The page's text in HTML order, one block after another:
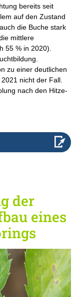
bereits seit
auf den Zustand
die Buche stark
mittlere
55 % in 2020).
zu einer deutlichen
nicht der Fall.
nach den Hitze-
der
eines